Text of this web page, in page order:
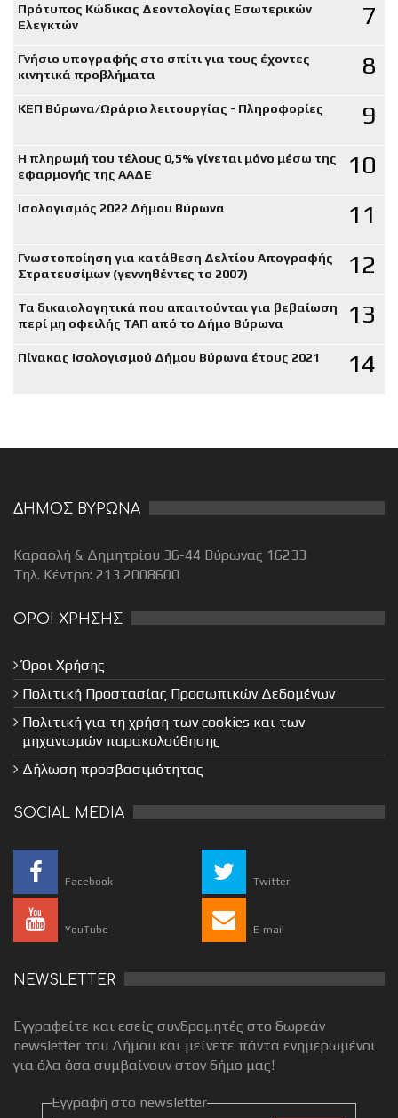
Πρότυπος Κώδικας Δεοντολογίας Εσωτερικών
Ελεγκτών
7
Γνήσιο υπογραφής στο σπίτι για τους έχοντες
κινητικά προβλήματα
8
ΚΕΠ Βύρωνα/Ωράριο λειτουργίας - Πληροφορίες 9
Η πληρωμή του τέλους 0,5% γίνεται μόνο μέσω της
εφαρμογής της ΑΑΔΕ
10
Ισολογισμός 2022 Δήμου Βύρωνα 11
Γνωστοποίηση για κατάθεση Δελτίου Απογραφής
Στρατευσίμων (γεννηθέντες το 2007)
12
Τα δικαιολογητικά που απαιτούνται για βεβαίωση
περί μη οφειλής ΤΑΠ από το Δήμο Βύρωνα
13
Πίνακας Ισολογισμού Δήμου Βύρωνα έτους 2021 14
ΔΗΜΟΣ ΒΥΡΩΝΑ
Καραολή & Δημητρίου 36-44 Βύρωνας 16233
Τηλ. Κέντρο: 213 2008600
ΟΡΟΙ ΧΡΗΣΗΣ
Όροι Χρήσης
Πολιτική Προστασίας Προσωπικών Δεδομένων
Πολιτική για τη χρήση των cookies και των
μηχανισμών παρακολούθησης
Δήλωση προσβασιμότητας
SOCIAL MEDIA
Facebook Twitter
YouTube E-mail
NEWSLETTER
Εγγραφείτε και εσείς συνδρομητές στο δωρεάν
newsletter του Δήμου και μείνετε πάντα ενημερωμένοι
για όλα όσα συμβαίνουν στον δήμο μας!
Εγγραφή στο newsletter